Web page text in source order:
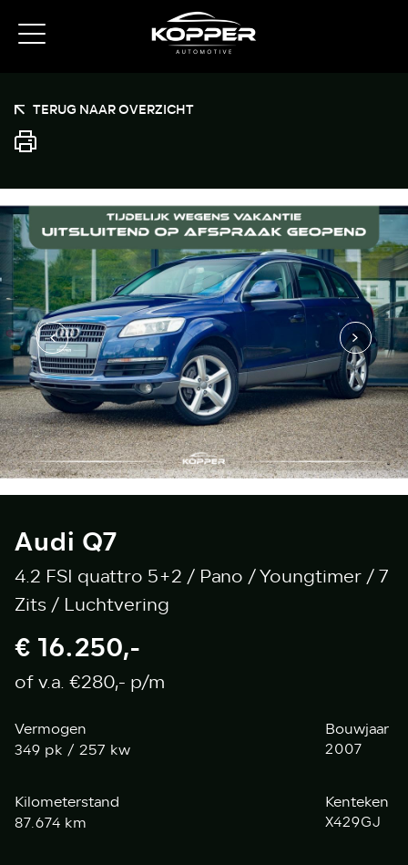
TERUG NAAR OVERZICHT
Audi Q7
4.2 FSI quattro 5+2 / Pano / Youngtimer / 7
Zits / Luchtvering
€ 16.250,-
of v.a. €280,- p/m
Vermogen
349 pk / 257 kw
Bouwjaar
2007
Kilometerstand
87.674 km
Kenteken
X429GJ